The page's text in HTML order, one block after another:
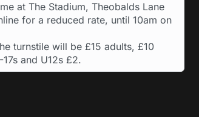
at The Stadium, Theobalds Lane
for a reduced rate, until 10am on
turnstile will be £15 adults, £10
and U12s £2.